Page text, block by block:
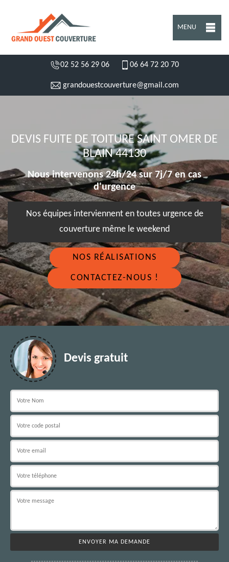
MENU
02 52 56 29 06 06 64 72 20 70
grandouestcouverture@gmail.com
DEVIS FUITE DE TOITURE SAINT OMER DE
BLAIN 44130
Nous intervenons 24h/24 sur 7j/7 en cas
d'urgence
Nos équipes interviennent en toutes urgence de
couverture même le weekend
NOS RÉALISATIONS
CONTACTEZ-NOUS !
Devis gratuit